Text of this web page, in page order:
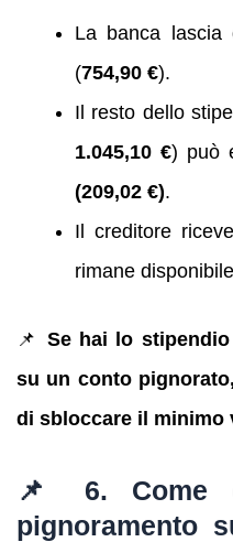
La banca lascia
(754,90 €).
Il resto dello
1.045,10 €) può
(209,02 €).
Il creditore
rimane
📌 Se hai lo
su un conto
di sbloccare il minimo
📌 6. Come
pignoramento